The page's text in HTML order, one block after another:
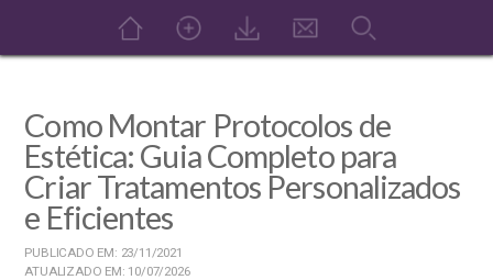
Como Montar Protocolos de
Estética: Guia Completo para
Criar Tratamentos Personalizados
e Eficientes
PUBLICADO EM: 23/11/2021
ATUALIZADO EM: 10/07/2026